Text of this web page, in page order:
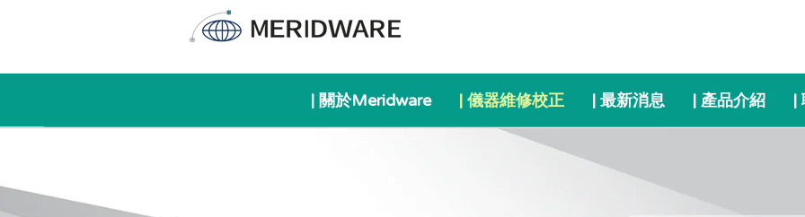
| 關於Meridware | 儀器維修校正 | 最新消息 | 產品介紹 |